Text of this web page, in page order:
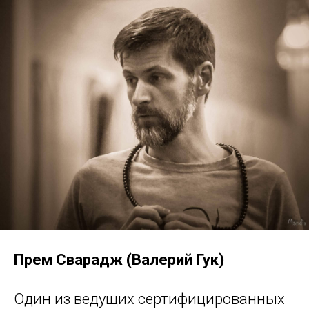
Прем Сварадж (Валерий Гук)
Один из ведущих сертифицированных